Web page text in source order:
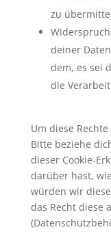
zu
deiner
dem, es sei
die
Um diese
Bitte beziehe
dieser Cookie-
darüber hast,
würden wir
das Recht diese